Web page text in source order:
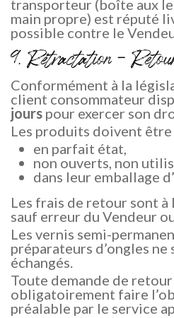
transporteur (boîte aux
main propre) est réputé
possible contre le
9. Rétractation –
Conformément à la
client consommateur
jours pour exercer son
Les produits doivent
en parfait état,
non ouverts, non
dans leur emballage
Les frais de retour sont à
sauf erreur du Vendeur
Les vernis semi-
préparateurs d’ongles
échangés.
Toute demande de
obligatoirement faire
préalable par le service